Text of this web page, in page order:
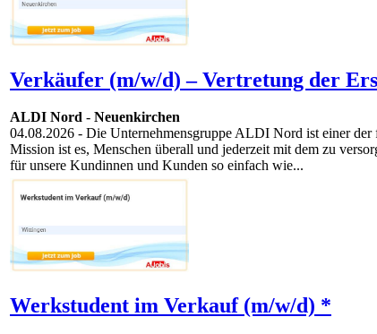
Verkäufer (m/w/d) – Vertretung der
ALDI Nord - Neuenkirchen
04.08.2026 - Die Unternehmensgruppe ALDI Nord ist einer
Mission ist es, Menschen überall und jederzeit mit dem zu
für unsere Kundinnen und Kunden so einfach wie...
Werkstudent im Verkauf (m/w/d) *